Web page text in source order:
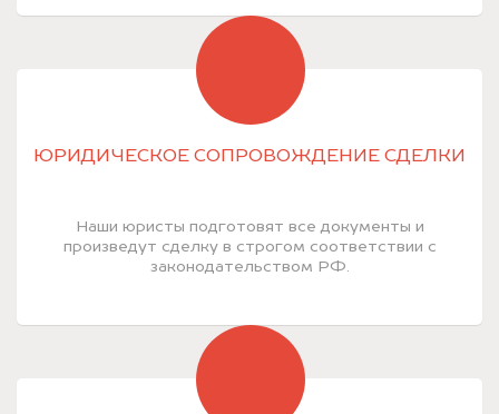
ЮРИДИЧЕСКОЕ СОПРОВОЖДЕНИЕ СДЕЛКИ
Наши юристы подготовят все документы и
произведут сделку в строгом соответствии с
законодательством РФ.